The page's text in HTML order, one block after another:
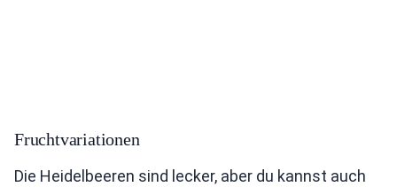
Fruchtvariationen
Die Heidelbeeren sind lecker, aber du kannst auch